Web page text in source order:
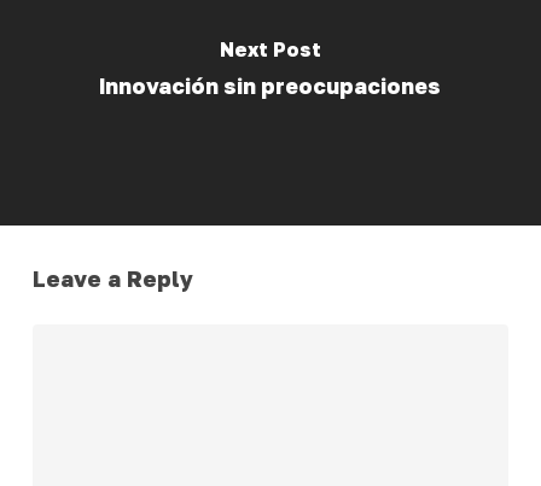
Next Post
Innovación sin preocupaciones
Leave a Reply